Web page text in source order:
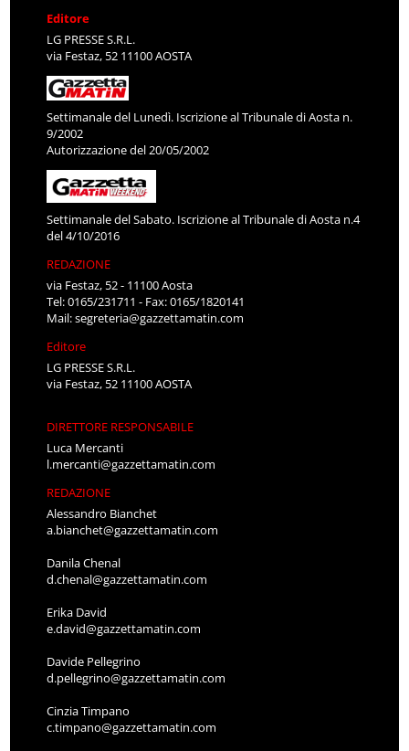
Editore
LG PRESSE S.R.L.
via Festaz, 52 11100 AOSTA
Settimanale del Lunedì. Iscrizione al Tribunale di Aosta n.
9/2002
Autorizzazione del 20/05/2002
Settimanale del Sabato. Iscrizione al Tribunale di Aosta n.4
del 4/10/2016
REDAZIONE
via Festaz, 52 - 11100 Aosta
Tel: 0165/231711 - Fax: 0165/1820141
Mail:segreteria@gazzettamatin.com
Editore
LG PRESSE S.R.L.
via Festaz, 52 11100 AOSTA
DIRETTORE RESPONSABILE
Luca Mercanti
l.mercanti@gazzettamatin.com
REDAZIONE
Alessandro Bianchet
a.bianchet@gazzettamatin.com
Danila Chenal
d.chenal@gazzettamatin.com
Erika David
e.david@gazzettamatin.com
Davide Pellegrino
d.pellegrino@gazzettamatin.com
Cinzia Timpano
c.timpano@gazzettamatin.com